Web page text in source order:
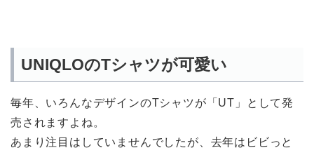
UNIQLOのTシャツが可愛い
毎年、いろんなデザインのTシャツが「UT」として発
売されますよね。
あまり注目はしていませんでしたが、去年はビビっと